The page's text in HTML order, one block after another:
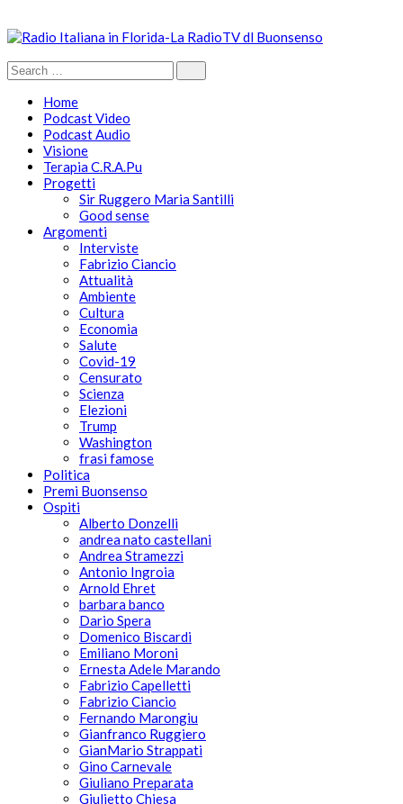
Home
Podcast Video
Podcast Audio
Visione
Terapia C.R.A.Pu
Progetti
Sir Ruggero Maria Santilli
Good sense
Argomenti
Interviste
Fabrizio Ciancio
Attualità
Ambiente
Cultura
Economia
Salute
Covid-19
Censurato
Scienza
Elezioni
Trump
Washington
frasi famose
Politica
Premi Buonsenso
Ospiti
Alberto Donzelli
andrea nato castellani
Andrea Stramezzi
Antonio Ingroia
Arnold Ehret
barbara banco
Dario Spera
Domenico Biscardi
Emiliano Moroni
Ernesta Adele Marando
Fabrizio Capelletti
Fabrizio Ciancio
Fernando Marongiu
Gianfranco Ruggiero
GianMario Strappati
Gino Carnevale
Giuliano Preparata
Giulietto Chiesa